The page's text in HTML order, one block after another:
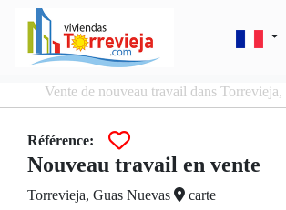
Vente de nouveau travail dans
Référence:
Nouveau travail en vente
Torrevieja, Guas Nuevas carte